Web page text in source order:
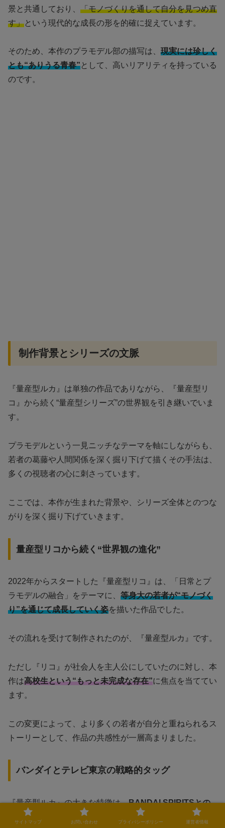
景と共通しており、 「モノづくりを通して自分を見つめ直
す」という現代的な成長の形を的確に捉えています。
そのため、本作のプラモデル部の描写は、 現実には珍しく
とも“ありうる青春”として、高いリアリティを持っている
のです。
制作背景とシリーズの文脈
『量産型ルカ』は単独の作品でありながら、『量産型リ
コ』から続く“量産型シリーズ”の世界観を引き継いでいま
す。
プラモデルという一見ニッチなテーマを軸にしながらも、
若者の葛藤や人間関係を深く掘り下げて描くその手法は、
多くの視聴者の心に刺さっています。
ここでは、本作が生まれた背景や、シリーズ全体とのつな
がりを深く掘り下げていきます。
量産型リコから続く“世界観の進化”
2022年からスタートした『量産型リコ』は、「日常とプ
ラモデルの融合」をテーマに、 等身大の若者が“モノづく
り”を通じて成長していく姿を描いた作品でした。
その流れを受けて制作されたのが、『量産型ルカ』です。
ただし『リコ』が社会人を主人公にしていたのに対し、本
作は高校生という“もっと未完成な存在”に焦点を当ててい
ます。
この変更によって、より多くの若者が自分と重ねられるス
トーリーとして、作品の共感性が一層高まりました。
バンダイとテレビ東京の戦略的タッグ
『量産型ルカ』の大きな特徴は、BANDAI SPIRITSとの
密接なコラボレーション
サイトマップ お問い合わせ プライバシーポリシー 運営者情報